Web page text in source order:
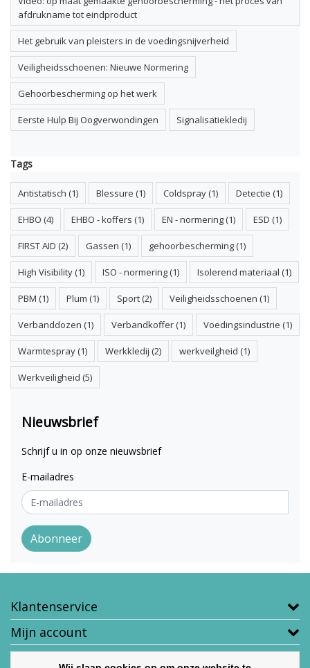
afdrukname tot eindproduct
Het gebruik van pleisters in de voedingsnijverheid
Veiligheidsschoenen: Nieuwe Normering
Gehoorbescherming op het werk
Eerste Hulp Bij Oogverwondingen Signalisatiekledij
Tags
Antistatisch (1) Blessure (1) Coldspray(1) Detectie (1)
EHBO (4) EHBO - koffers (1) EN - normering(1) ESD (1)
FIRST AID (2) Gassen (1) gehoorbescherming(1)
High Visibility(1) ISO - normering(1) Isolerend materiaal (1)
PBM (1) Plum (1) Sport(2) Veiligheidsschoenen (1)
Verbanddozen (1) Verbandkoffer(1) Voedingsindustrie (1)
Warmtespray(1) Werkkledij (2) werkveilgheid (1)
Werkveiligheid (5)
Nieuwsbrief
Schrijf u in op onze nieuwsbrief
E-mailadres
Abonneer
Klantenservice
Mijn account